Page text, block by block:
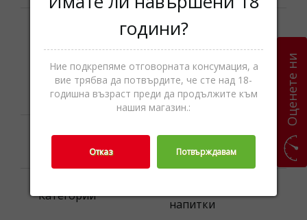
Дистрибутор:
Gebr. Heinemann
B, Tsarigradsko
shose bul. 1784
Sofia, Bulgaria
Изхвърляне /
Рециклиране:
Моля, вижте
опаковката.
Категории
напитки
Оценете ни
години?
Ние подкрепяме отговорната консумация, а
вие трябва да потвърдите, че сте над 18-
годишна възраст преди да продължите към
нашия магазин.:
Отказ Потвърждавам